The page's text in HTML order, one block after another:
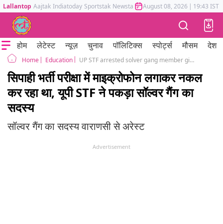
Lallantop Aajtak Indiatoday Sportstak Newstak Mumbai Tak Astrotak
August 08, 2026 | 19:43 IST
होम लेटेस्ट न्यूज़ चुनाव पॉलिटिक्स स्पोर्ट्स मौसम देश
Home Education UP STF arrested solver gang member giving SSC exam, was earlier arrested in UP Police exam
सिपाही भर्ती परीक्षा में माइक्रोफोन लगाकर नकल
कर रहा था, यूपी STF ने पकड़ा सॉल्वर गैंग का
सदस्य
सॉल्वर गैंग का सदस्य वाराणसी से अरेस्ट
Advertisement